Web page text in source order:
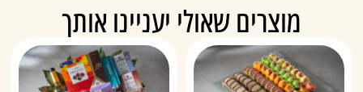
מוצרים שאולי יעניינו אותך